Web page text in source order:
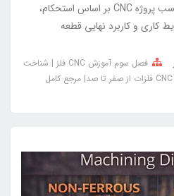
راهنمای کامل انتخاب متریال مناسب پروژه CNC بر اساس استحکام،
کاری و کاربرد نهایی قطعه
فصل سوم آموزش CNC فلز | شناخت
آموزش CNC فلزات از صفر تا صد| مرجع کامل